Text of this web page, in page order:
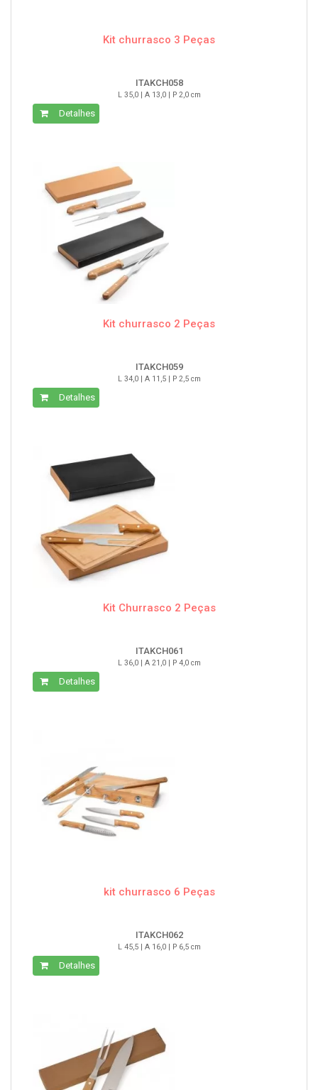
Kit churrasco 3 Peças
ITAKCH058
L 35,0 | A 13,0 | P 2,0 cm
Detalhes
Kit churrasco 2 Peças
ITAKCH059
L 34,0 | A 11,5 | P 2,5 cm
Detalhes
Kit Churrasco 2 Peças
ITAKCH061
L 36,0 | A 21,0 | P 4,0 cm
Detalhes
kit churrasco 6 Peças
ITAKCH062
L 45,5 | A 16,0 | P 6,5 cm
Detalhes